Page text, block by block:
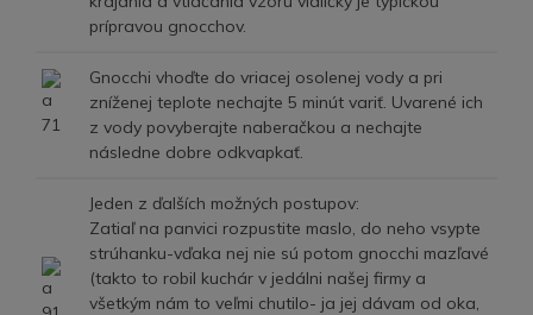
prípravou gnocchov.
Gnocchi vhoďte do vriacej osolenej vody a pri
zníženej teplote nechajte 5 minút variť. Uvarené ich
z vody povyberajte naberačkou a nechajte
následne dobre odkvapkať.
Jeden z ďalších možných postupov:
Zatiaľ na panvici rozpustite maslo, do neho vsypte
strúhanku-vďaka nej nie sú potom gnocchi mazľavé
(takto to robil kuchár v jedálni našej firmy a
všetkým nám to veľmi chutilo- ja jej dávam od oka,